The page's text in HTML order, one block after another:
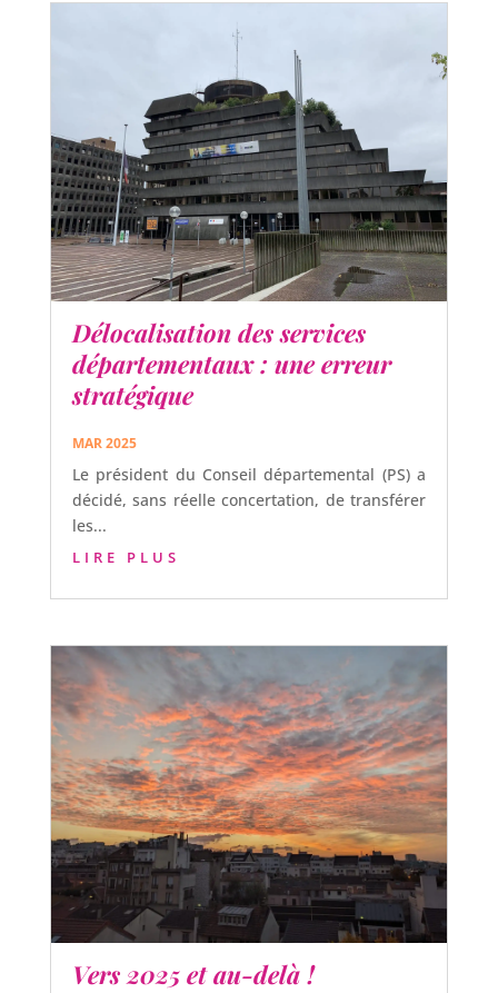
Délocalisation des services
départementaux : une erreur
stratégique
MAR 2025
Le président du Conseil départemental (PS) a
décidé, sans réelle concertation, de transférer
les...
LIRE PLUS
Vers 2025 et au-delà !